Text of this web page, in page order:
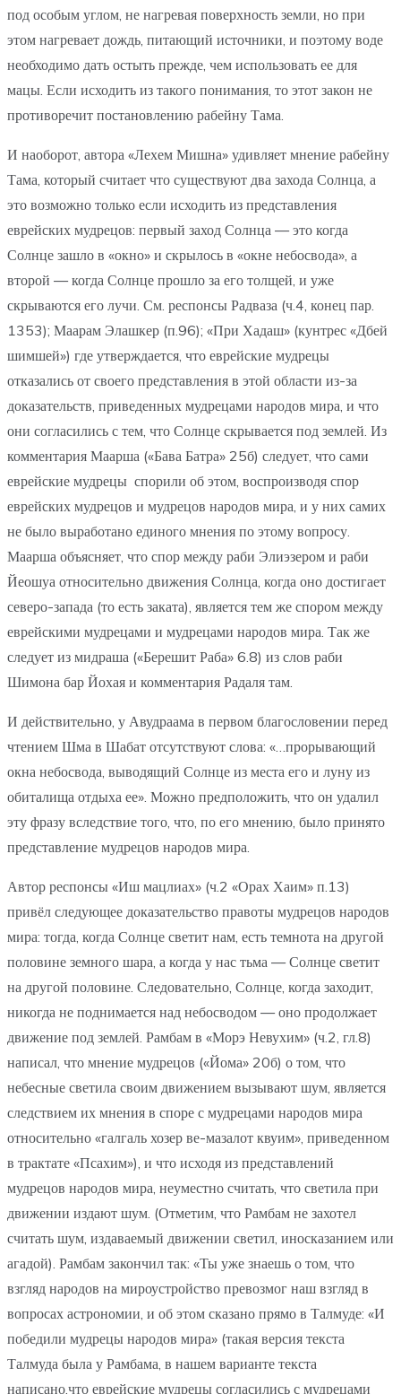
под особым углом, не нагревая поверхность земли, но при
этом нагревает дождь, питающий источники, и поэтому воде
необходимо дать остыть прежде, чем использовать ее для
мацы. Если исходить из такого понимания, то этот закон не
противоречит постановлению рабейну Тама.
И наоборот, автора «Лехем Мишна» удивляет мнение рабейну
Тама, который считает что существуют два захода Солнца, а
это возможно только если исходить из представления
еврейских мудрецов: первый заход Солнца — это когда
Солнце зашло в «окно» и скрылось в «окне небосвода», а
второй — когда Солнце прошло за его толщей, и уже
скрываются его лучи. См. респонсы Радваза (ч.4, конец пар.
1353); Маарам Элашкер (п.96); «При Хадаш» (кунтрес «Дбей
шимшей») где утверждается, что еврейские мудрецы
отказались от своего представления в этой области из-за
доказательств, приведенных мудрецами народов мира, и что
они согласились с тем, что Солнце скрывается под землей. Из
комментария Маарша («Бава Батра» 25б) следует, что сами
еврейские мудрецы спорили об этом, воспроизводя спор
еврейских мудрецов и мудрецов народов мира, и у них самих
не было выработано единого мнения по этому вопросу.
Маарша объясняет, что спор между раби Элиэзером и раби
Йеошуа относительно движения Солнца, когда оно достигает
северо-запада (то есть заката), является тем же спором между
еврейскими мудрецами и мудрецами народов мира. Так же
следует из мидраша («Берешит Раба» 6.8) из слов раби
Шимона бар Йохая и комментария Радаля там.
И действительно, у Авудраама в первом благословении перед
чтением Шма в Шабат отсутствуют слова: «…прорывающий
окна небосвода, выводящий Солнце из места его и луну из
обиталища отдыха ее». Можно предположить, что он удалил
эту фразу вследствие того, что, по его мнению, было принято
представление мудрецов народов мира.
Автор респонсы «Иш мацлиах» (ч.2 «Орах Хаим» п.13)
привёл следующее доказательство правоты мудрецов народов
мира: тогда, когда Солнце светит нам, есть темнота на другой
половине земного шара, а когда у нас тьма — Солнце светит
на другой половине. Следовательно, Солнце, когда заходит,
никогда не поднимается над небосводом — оно продолжает
движение под землей. Рамбам в «Морэ Невухим» (ч.2, гл.8)
написал, что мнение мудрецов («Йома» 20б) о том, что
небесные светила своим движением вызывают шум, является
следствием их мнения в споре с мудрецами народов мира
относительно «галгаль хозер ве-мазалот квуим», приведенном
в трактате «Псахим»), и что исходя из представлений
мудрецов народов мира, неуместно считать, что светила при
движении издают шум. (Отметим, что Рамбам не захотел
считать шум, издаваемый движении светил, иносказанием или
агадой). Рамбам закончил так: «Ты уже знаешь о том, что
взгляд народов на мироустройство превозмог наш взгляд в
вопросах астрономии, и об этом сказано прямо в Талмуде: «И
победили мудрецы народов мира» (такая версия текста
Талмуда была у Рамбама, в нашем варианте текста
написано,что еврейские мудрецы согласились с мудрецами